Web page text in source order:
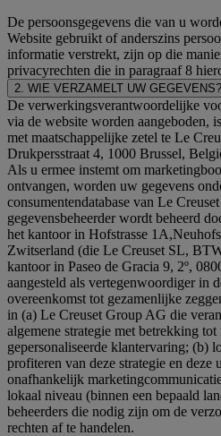
De persoonsgegevens die van u
Website gebruikt of anderszins
informatie verstrekt, zijn op die
privacyrechten die in paragraaf 8
2. WIE VERZAMELT UW GEGEVENS?
De verwerkingsverantwoordelijke
via de website worden
met maatschappelijke zetel te Le
Drukpersstraat 4, 1000 Brussel,
Als u ermee instemt om
ontvangen, worden uw gegevens
consumentendatabase van Le
gegevensbeheerder wordt beheerd
het kantoor in Hofstrasse
Zwitserland (die Le Creuset SL,
kantoor in Paseo de Gracia 9, 2º,
aangesteld als vertegenwoordiger in
overeenkomst tot gezamenlijke
in (a) Le Creuset Group AG die
algemene strategie met betrekking tot
gepersonaliseerde klantervaring; (b)
profiteren van deze strategie en deze
onafhankelijk
lokaal niveau (binnen een bepaald
beheerders die nodig zijn om de
rechten af te handelen.